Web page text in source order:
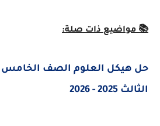
ذات صلة:
العلوم الصف الخامس